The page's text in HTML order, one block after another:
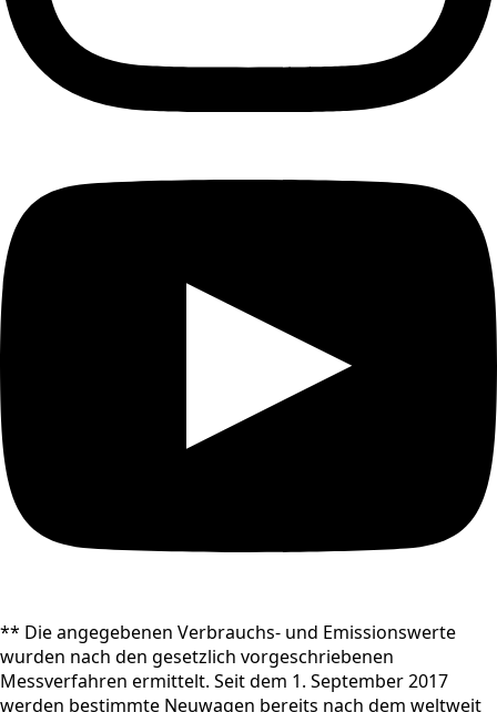
** Die angegebenen Verbrauchs- und Emissionswerte
wurden nach den gesetzlich vorgeschriebenen
Messverfahren ermittelt. Seit dem 1. September 2017
werden bestimmte Neuwagen bereits nach dem weltweit